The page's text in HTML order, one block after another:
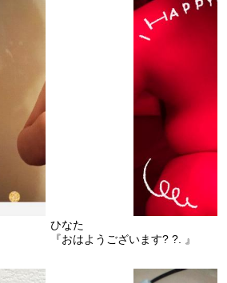
ひなた
『おはようございます? ?. 』